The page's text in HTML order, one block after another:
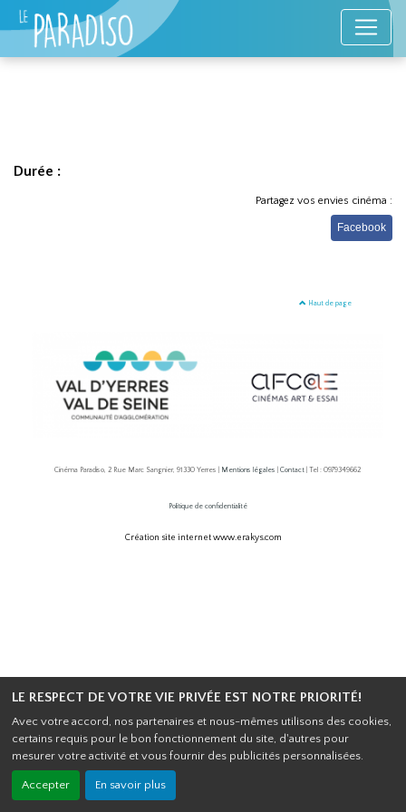
LE RESPECT DE VOTRE VIE PRIVÉE EST NOTRE PRIORITÉ!
Avec votre accord, nos partenaires et nous-mêmes utilisons des cookies,
certains requis pour le bon fonctionnement du site, d'autres pour
mesurer votre activité et vous fournir des publicités personnalisées.
Accepter En savoir plus
Durée :
Partagez vos envies cinéma :
Facebook
Haut de page
Cinéma Paradiso, 2 Rue Marc Sangnier, 91330 Yerres | Mentions légales Contact | Tel : 0979349662
Politique de confidentialité
Création site internet www.erakys.com